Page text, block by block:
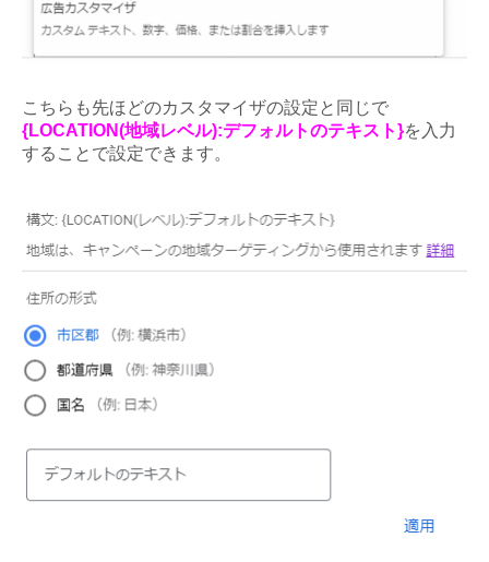
こちらも先ほどのカスタマイザの設定と同じで
{LOCATION(地域レベル):デフォルトのテキスト}を入力
することで設定できます。